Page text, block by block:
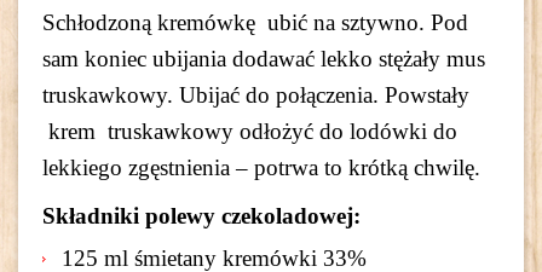
Schłodzoną kremówkę ubić na sztywno. Pod
sam koniec ubijania dodawać lekko stężały mus
truskawkowy. Ubijać do połączenia. Powstały
krem truskawkowy odłożyć do lodówki do
lekkiego zgęstnienia – potrwa to krótką chwilę.
Składniki polewy czekoladowej:
125 ml śmietany kremówki 33%